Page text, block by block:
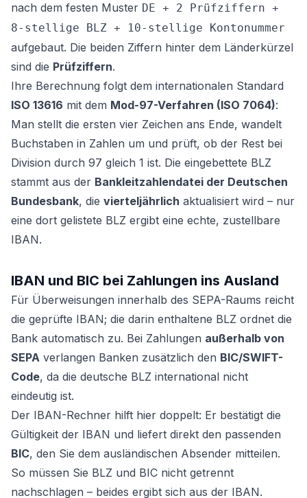
nach dem festen Muster DE + 2 Prüfziffern +
8-stellige BLZ + 10-stellige Kontonummer
aufgebaut. Die beiden Ziffern hinter dem Länderkürzel
sind die Prüfziffern.
Ihre Berechnung folgt dem internationalen Standard
ISO 13616 mit dem Mod-97-Verfahren (ISO 7064):
Man stellt die ersten vier Zeichen ans Ende, wandelt
Buchstaben in Zahlen um und prüft, ob der Rest bei
Division durch 97 gleich 1 ist. Die eingebettete BLZ
stammt aus der Bankleitzahlendatei der Deutschen
Bundesbank, die vierteljährlich aktualisiert wird – nur
eine dort gelistete BLZ ergibt eine echte, zustellbare
IBAN.
IBAN und BIC bei Zahlungen ins Ausland
Für Überweisungen innerhalb des SEPA-Raums reicht
die geprüfte IBAN; die darin enthaltene BLZ ordnet die
Bank automatisch zu. Bei Zahlungen außerhalb von
SEPA verlangen Banken zusätzlich den BIC/SWIFT-
Code, da die deutsche BLZ international nicht
eindeutig ist.
Der IBAN-Rechner hilft hier doppelt: Er bestätigt die
Gültigkeit der IBAN und liefert direkt den passenden
BIC, den Sie dem ausländischen Absender mitteilen.
So müssen Sie BLZ und BIC nicht getrennt
nachschlagen – beides ergibt sich aus der IBAN.